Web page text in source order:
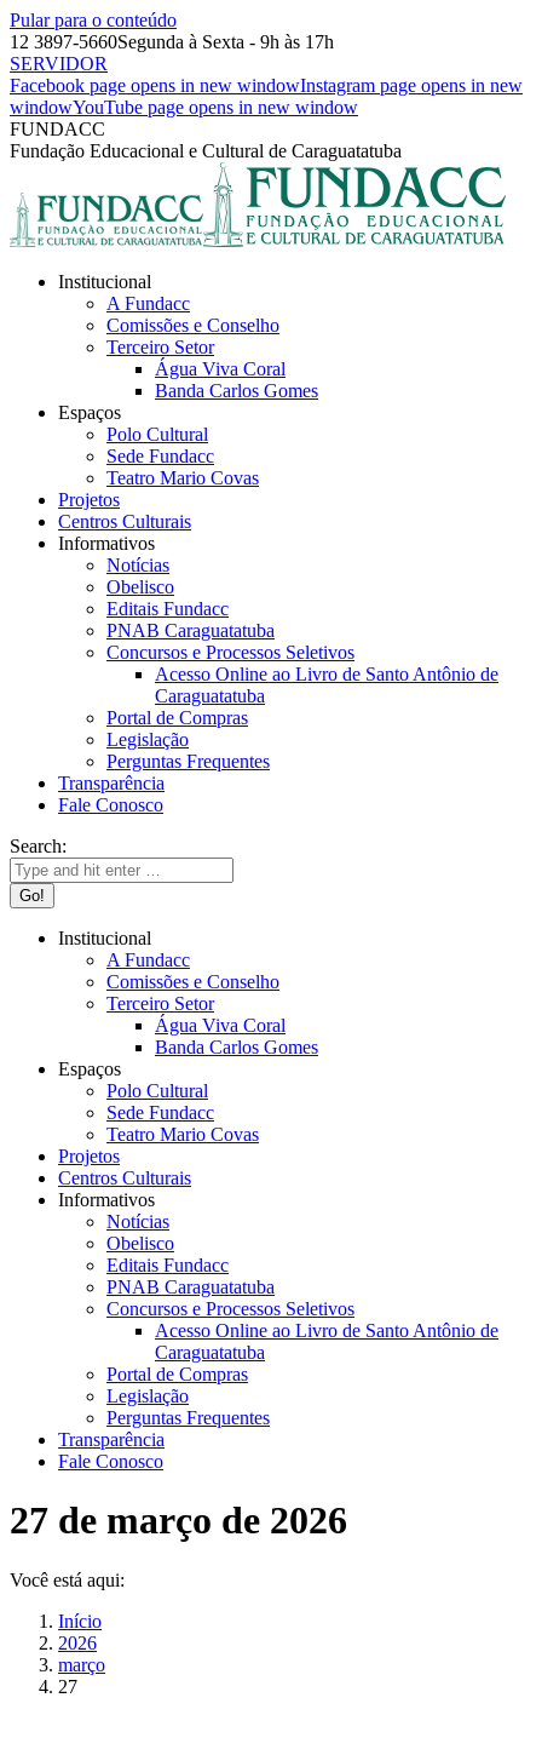
Pular para o conteúdo
12 3897-5660Segunda à Sexta - 9h às 17h
SERVIDOR
Facebook page opens in new windowInstagram page opens in new
windowYouTube page opens in new window
FUNDACC
Fundação Educacional e Cultural de Caraguatatuba
Institucional
A Fundacc
Comissões e Conselho
Terceiro Setor
Água Viva Coral
Banda Carlos Gomes
Espaços
Polo Cultural
Sede Fundacc
Teatro Mario Covas
Projetos
Centros Culturais
Informativos
Notícias
Obelisco
Editais Fundacc
PNAB Caraguatatuba
Concursos e Processos Seletivos
Acesso Online ao Livro de Santo Antônio de
Caraguatatuba
Portal de Compras
Legislação
Perguntas Frequentes
Transparência
Fale Conosco
Search:
Institucional
A Fundacc
Comissões e Conselho
Terceiro Setor
Água Viva Coral
Banda Carlos Gomes
Espaços
Polo Cultural
Sede Fundacc
Teatro Mario Covas
Projetos
Centros Culturais
Informativos
Notícias
Obelisco
Editais Fundacc
PNAB Caraguatatuba
Concursos e Processos Seletivos
Acesso Online ao Livro de Santo Antônio de
Caraguatatuba
Portal de Compras
Legislação
Perguntas Frequentes
Transparência
Fale Conosco
27 de março de 2026
Você está aqui:
Início
2026
março
27